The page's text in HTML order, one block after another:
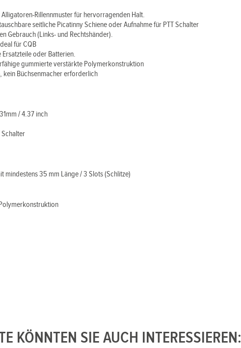
Rillennmuster für hervorragenden Halt.
seitliche Picatinny Schiene oder Aufnahme für PTT Schalter
Gebrauch (Links- und Rechtshänder).
für CQB
oder Batterien.
gummierte verstärkte Polymerkonstruktion
kein Büchsenmacher erforderlich
/ 4.37 inch
Schalter
mindestens 35 mm Länge / 3 Slots (Schlitze)
KÖNNTEN SIE AUCH INTERESSIEREN: